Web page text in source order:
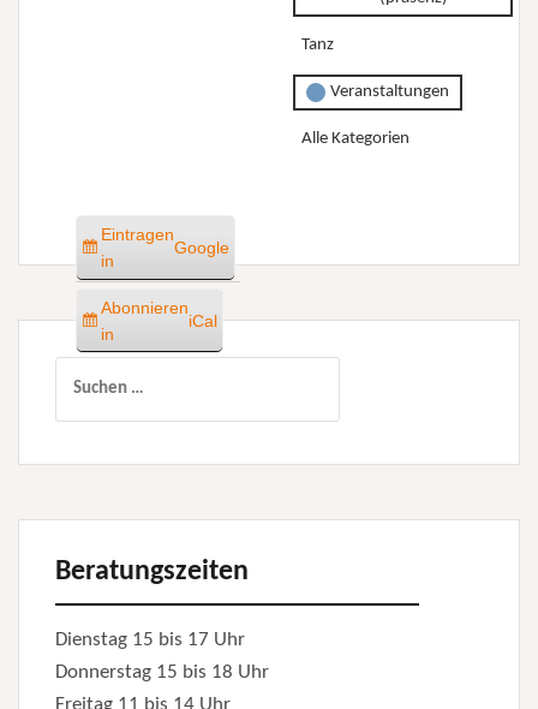
Tanz
Veranstaltungen
Alle Kategorien
Eintragen
in
Google
Abonnieren
in
iCal
Beratungszeiten
Dienstag 15 bis 17 Uhr
Donnerstag 15 bis 18 Uhr
Freitag 11 bis 14 Uhr